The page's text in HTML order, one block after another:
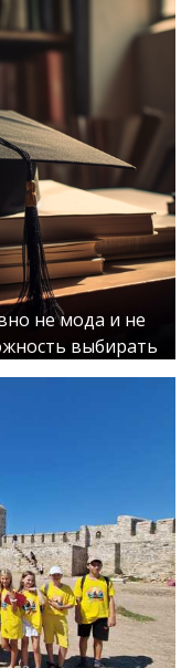
не мода и не
выбирать